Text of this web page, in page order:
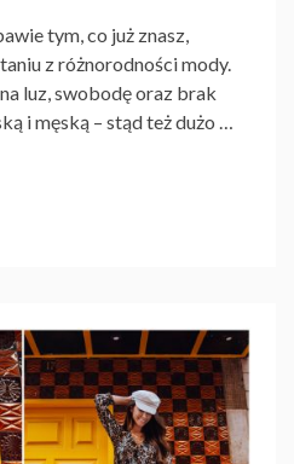
tym, co już znasz,
z różnorodności mody.
luz, swobodę oraz brak
i męską – stąd też dużo …